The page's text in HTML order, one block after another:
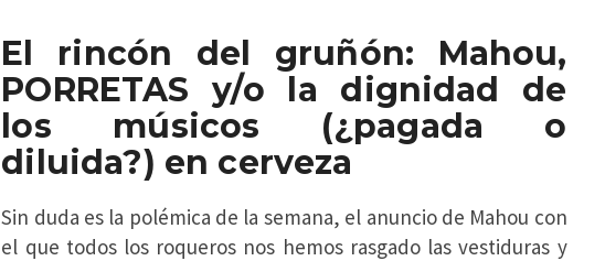
El rincón del gruñón: Mahou,
PORRETAS y/o la dignidad de
los músicos (¿pagada o
diluida?) en cerveza
Sin duda es la polémica de la semana, el anuncio de Mahou con
el que todos los roqueros nos hemos rasgado las vestiduras y